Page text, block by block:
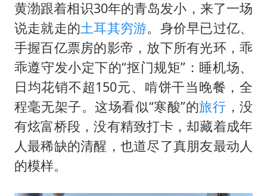
36岁男演员成景区NPC后人气爆棚
夏日经济乘“热”而上 消费市场向“新”而行
乐享全民健身 共筑健康中国
黄渤跟着相识30年的青岛发小，来了一场
说走就走的土耳其穷游。身价早已过亿、
手握百亿票房的影帝，放下所有光环，乖
乖遵守发小定下的“抠门规矩”：睡机场、
日均花销不超150元、啃饼干当晚餐，全
程毫无架子。这场看似“寒酸”的旅行 ，没
有炫富桥段，没有精致打卡，却藏着成年
人最稀缺的清醒，也道尽了真朋友最动人
的模样。